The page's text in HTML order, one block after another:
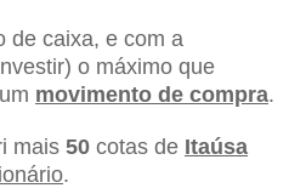
de caixa, e com a
o máximo que
movimento de compra.
mais 50 cotas de Itaúsa
.